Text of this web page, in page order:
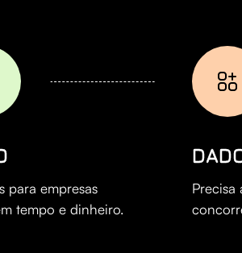
para empresas
tempo e dinheiro.
Precisa